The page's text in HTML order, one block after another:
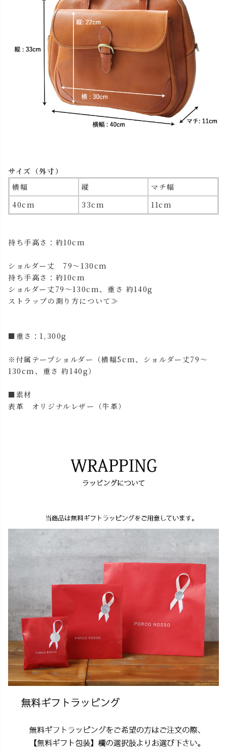
サイズ（外寸）
横幅
縦
マチ幅
40cm
33cm 11cm
持ち手高さ：約10cm
ショルダー丈 79～130cm
持ち手高さ：約10cm
ショルダー丈79～130cm、重さ 約140g
ストラップの測り方について≫
■重さ：1,300g
※付属テープショルダー（横幅5cm、ショルダー丈79～
130cm、重さ 約140g）
■素材
表革 オリジナルレザー（牛革）